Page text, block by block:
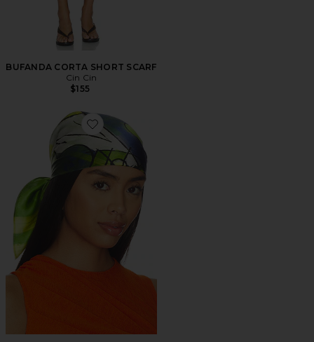
BUFANDA CORTA SHORT SCARF
Cin Cin
$155
Favorite PAÑUELO AXIS